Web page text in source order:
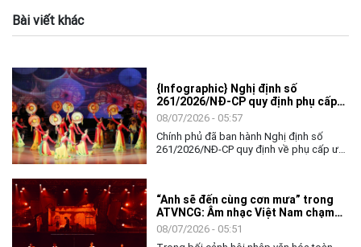
Bài viết khác
{Infographic} Nghị định số
261/2026/NĐ-CP quy định phụ cấp
ưu đãi nghề, chế độ bồi dưỡng luyện
tập đối với người hoạt động nghệ
thuật biểu diễn
08/07/2026 - 05:57
Chính phủ đã ban hành Nghị định số
261/2026/NĐ-CP quy định về phụ cấp ưu
trong các đơn vị sự nghiệp công lập
nbvghệ thuật biểu diễn, đơn vị nghệ
thuật biểu diễn thuộc lực lượng vũ trang.
“Anh sẽ đến cùng cơn mưa” trong
ATVNCG: Âm nhạc Việt Nam chạm
đến trái tim quốc tế
08/07/2026 - 05:51